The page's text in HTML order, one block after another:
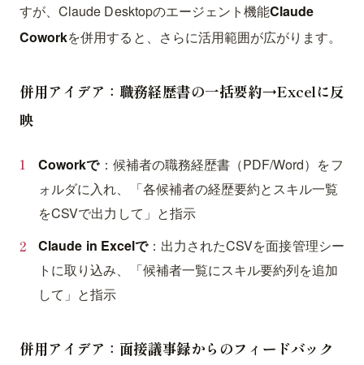
すが、Claude Desktopのエージェント機能Claude
Coworkを併用すると、さらに活用範囲が広がります。
併用アイデア：職務経歴書の一括要約→Excelに反
映
Coworkで：候補者の職務経歴書（PDF/Word）をフ
ォルダに入れ、「各候補者の経歴要約とスキル一覧
をCSVで出力して」と指示
Claude in Excelで：出力されたCSVを面接管理シー
トに取り込み、「候補者一覧にスキル要約列を追加
して」と指示
併用アイデア：面接議事録からのフィードバック